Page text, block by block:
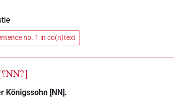
no. 1 in co(n)text
Königssohn [NN].